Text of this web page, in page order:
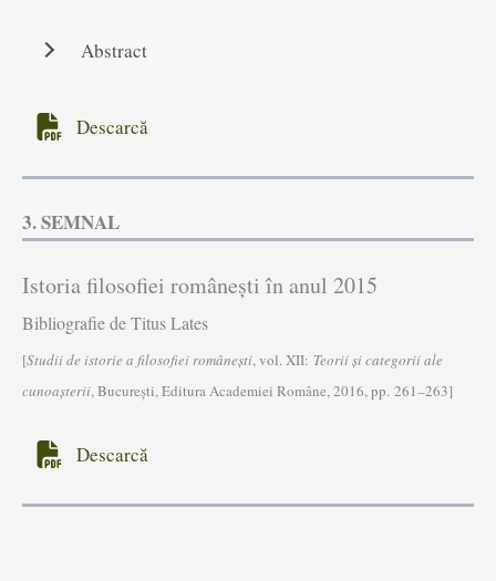
Abstract
Descarcă
3. SEMNAL
Istoria filosofiei româneşti în anul 2015
Bibliografie de Titus Lates
[Studii de istorie a filosofiei româneşti, vol. XII: Teorii și categorii ale
cunoașterii, Bucureşti, Editura Academiei Române, 2016, pp. 261–263]
Descarcă